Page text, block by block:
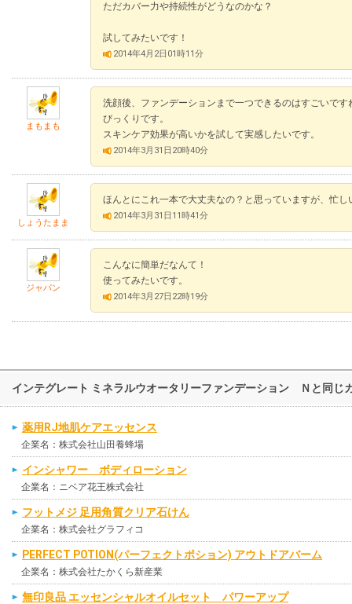
ただカバー力や持続性がどうなのかな？
試してみたいです！
2014年4月2日01時11分
まもまも
洗顔後、ファンデーションまで一つできるのはすごいです
びっくりです。
スキンケア効果が高いかを試して実感したいです。
2014年3月31日20時40分
しょうたまま
ほんとにこれ一本で大丈夫なの？と思っていますが、忙
2014年3月31日11時41分
ジャパン
こんなに簡単だなんて！
使ってみたいです。
2014年3月27日22時19分
インテグレート ミネラルウオータリーファンデーション Ｎと同じ
薬用RJ地肌ケアエッセンス
企業名：株式会社山田養蜂場
インシャワー ボディローション
企業名：ニベア花王株式会社
フットメジ 足用角質クリア石けん
企業名：株式会社グラフィコ
PERFECT POTION(パーフェクトポション) アウトドアバーム
企業名：株式会社たかくら新産業
無印良品 エッセンシャルオイルセット パワーアップ